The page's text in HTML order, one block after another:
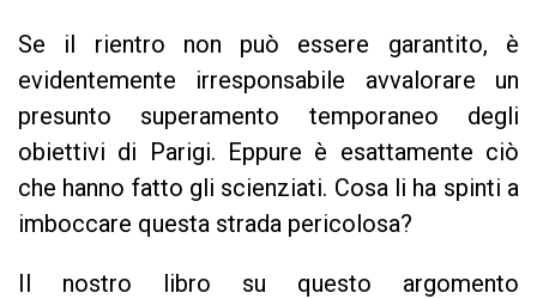
Se il rientro non può essere garantito, è
evidentemente irresponsabile avvalorare
un
presunto superamento temporaneo degli
obiettivi di Parigi. Eppure è esattamente ciò
che hanno fatto gli scienziati. Cosa li ha spinti a
imboccare questa strada pericolosa?
Il nostro libro su questo argomento